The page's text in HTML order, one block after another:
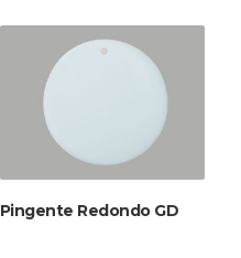
Pingente Redondo GD